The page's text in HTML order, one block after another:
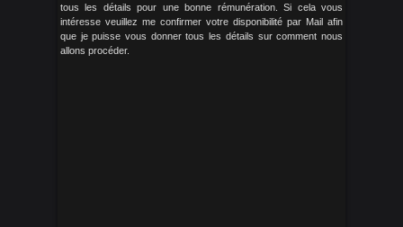
tous les détails pour une bonne rémunération. Si cela vous
intéresse veuillez me confirmer votre disponibilité par Mail afin
que je puisse vous donner tous les détails sur comment nous
allons procéder.